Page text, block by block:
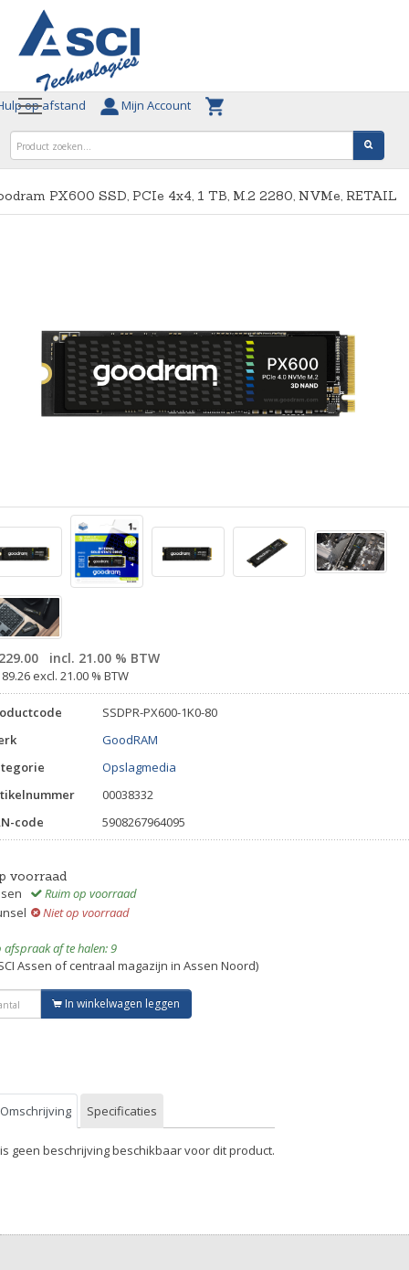
op afstand Mijn Account
PX600 SSD, PCIe 4x4, 1 TB, M.2 2280, NVMe, RETAIL
incl. 21.00 % BTW
excl. 21.00 % BTW
SSDPR-PX600-1K0-80
GoodRAM
Opslagmedia
00038332
code
5908267964095
voorraad
Ruim op voorraad
Niet op voorraad
afspraak af te halen: 9
Assen of centraal magazijn in Assen Noord)
In winkelwagen leggen
Omschrijving Specificaties
geen beschrijving beschikbaar voor dit product.